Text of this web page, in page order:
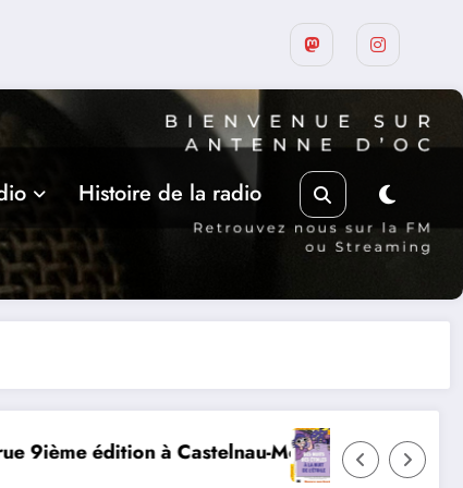
Histoire de la radio
12 AOUT, ECLIPSE SOLAIRE